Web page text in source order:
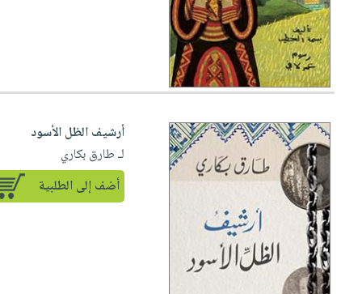
أرشيف الظل الأسود
لـ طارق بكاري
أضف إلى الطلبية